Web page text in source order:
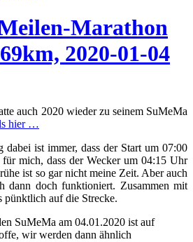
Marathon
2020-01-04
auch 2020 wieder zu seinem SuMeMa
hier …
dabei ist immer, dass der Start um 07:00
mich, dass der Wecker um 04:15 Uhr
ist so gar nicht meine Zeit. Aber auch
dann doch funktioniert. Zusammen mit
auf die Strecke.
SuMeMa am 04.01.2020 ist auf
wir werden dann ähnlich